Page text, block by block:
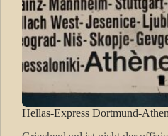
Hellas-Express Dortmund-